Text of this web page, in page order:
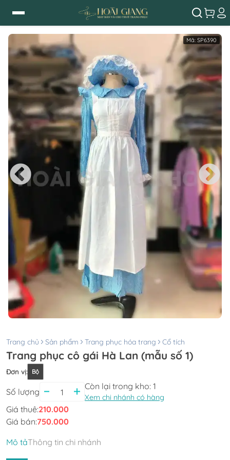
Mã: SP6390
Trang chủ Sản phẩm Trang phục hóa trang Cổ tích
Trang phục cô gái Hà Lan (mẫu số 1)
Đơn vị: Bộ
Số lượng
Còn lại trong kho: 1
Xem chi nhánh có hàng
Giá thuê:210.000
Giá bán:750.000
Mô tảThông tin chi nhánh